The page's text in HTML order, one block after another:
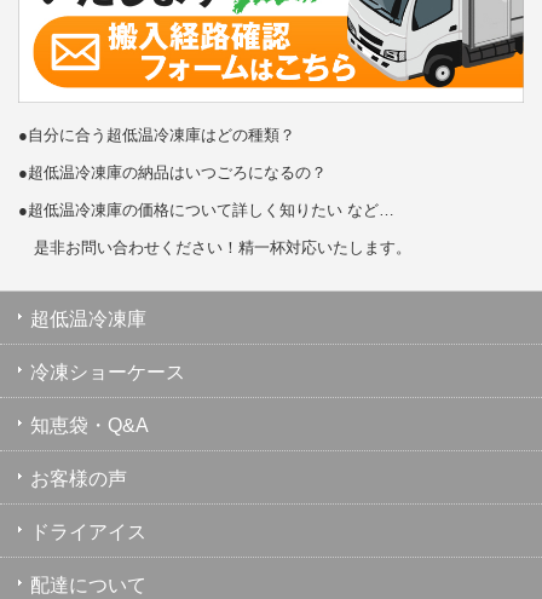
●自分に合う超低温冷凍庫はどの種類？
●超低温冷凍庫の納品はいつごろになるの？
●超低温冷凍庫の価格について詳しく知りたい など…
是非お問い合わせください！精一杯対応いたします。
超低温冷凍庫
冷凍ショーケース
知恵袋・Q&A
お客様の声
ドライアイス
配達について